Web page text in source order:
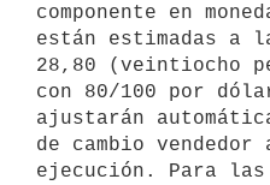
componente en
están estimadas a
28,80 (veintiocho
con 80/100 por
ajustarán
de cambio vendedor
ejecución. Para